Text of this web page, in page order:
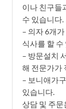
이나 친구들
수 있습니다.
– 의자 6개
식사를 할 수
– 방문설치
해 전문가가
– 보니애가
있습니다.
상담 및 주